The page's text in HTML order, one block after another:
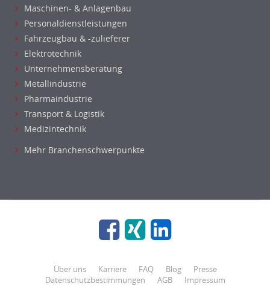
Maschinen- & Anlagenbau
Personaldienstleistungen
Fahrzeugbau & -zulieferer
Elektrotechnik
Unternehmensberatung
Metallindustrie
Pharmaindustrie
Transport & Logistik
Medizintechnik
Mehr Branchenschwerpunkte
Über uns Karriere FAQ Blog
Presse
Datenschutzbestimmungen
AGB Impressum